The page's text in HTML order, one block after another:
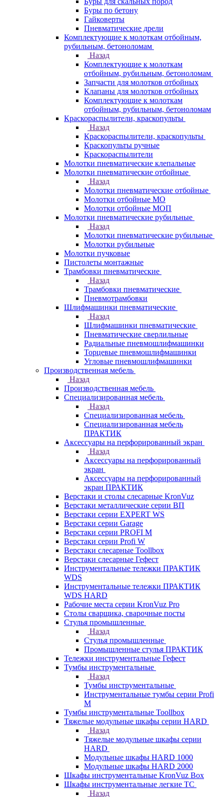
Буры по бетону
Гайковерты
Пневматические дрели
Комплектующие к молоткам отбойным,
рубильным, бетоноломам
Назад
Комплектующие к молоткам
отбойным, рубильным, бетоноломам
Запчасти для молотков отбойных
Клапаны для молотков отбойных
Комплектующие к молоткам
отбойным, рубильным, бетоноломам
Краскораспылители, краскопульты
Назад
Краскораспылители, краскопульты
Краскопульты ручные
Краскораспылители
Молотки пневматические клепальные
Молотки пневматические отбойные
Назад
Молотки пневматические отбойные
Молотки отбойные МО
Молотки отбойные МОП
Молотки пневматические рубильные
Назад
Молотки пневматические рубильные
Молотки рубильные
Молотки пучковые
Пистолеты монтажные
Трамбовки пневматические
Назад
Трамбовки пневматические
Пневмотрамбовки
Шлифмашинки пневматические
Назад
Шлифмашинки пневматические
Пневматические сверлильные
Радиальные пневмошлифмашинки
Торцевые пневмошлифмашинки
Угловые пневмошлифмашинки
Производственная мебель
Назад
Производственная мебель
Cпециализированная мебель
Назад
Cпециализированная мебель
Специализированная мебель
ПРАКТИК
Аксессуары на перфорированный экран
Назад
Аксессуары на перфорированный
экран
Аксессуары на перфорированный
экран ПРАКТИК
Верстаки и столы слесарные KronVuz
Верстаки металлические серии ВП
Верстаки серии EXPERT WS
Верстаки серии Garage
Верстаки серии PROFI M
Верстаки серии Profi W
Верстаки слесарные Toollbox
Верстаки слесарные Гефест
Инструментальные тележки ПРАКТИК
WDS
Инструментальные тележки ПРАКТИК
WDS HARD
Рабочие места серии KronVuz Pro
Столы сварщика, сварочные посты
Стулья промышленные
Назад
Стулья промышленные
Промышленные стулья ПРАКТИК
Тележки инструментальные Гефест
Тумбы инструментальные
Назад
Тумбы инструментальные
Инструментальные тумбы серии Profi
M
Тумбы инструментальные Toollbox
Тяжелые модульные шкафы серии HARD
Назад
Тяжелые модульные шкафы серии
HARD
Модульные шкафы HARD 1000
Модульные шкафы HARD 2000
Шкафы инструментальные KronVuz Box
Шкафы инструментальные легкие ТС
Назад